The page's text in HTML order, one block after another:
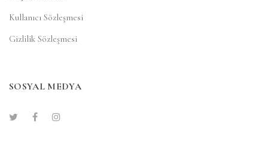
Kullanıcı Sözleşmesi
Gizlilik Sözleşmesi
SOSYAL MEDYA